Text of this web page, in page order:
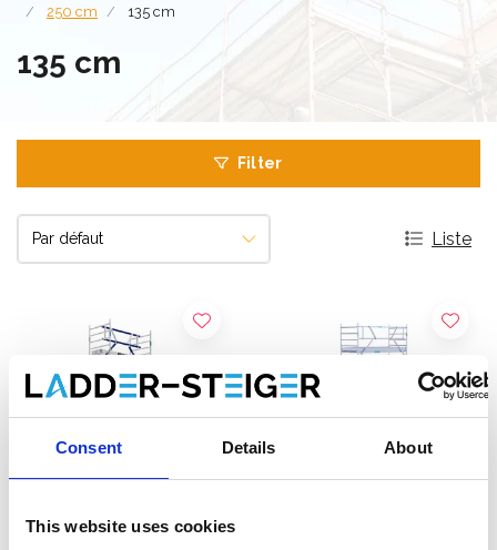
Consent Details About
This website uses cookies
250 cm
135 cm
135 cm
Filter
Liste